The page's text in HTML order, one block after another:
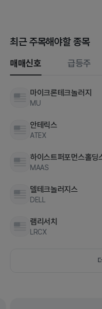
최근 주목해야할 종목
매매신호 급등주
마이크론테크놀러지
MU
안테릭스
ATEX
하이스트퍼포먼스홀딩
MAAS
델테크놀러지스
DELL
램리서치
LRCX